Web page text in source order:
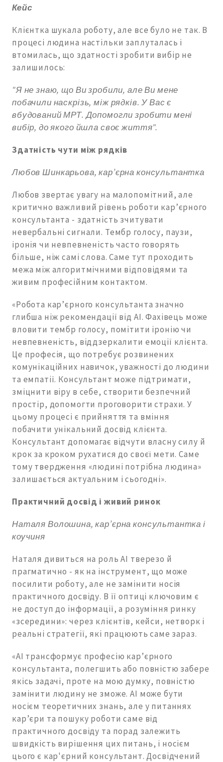
Кейс
Клієнтка шукала роботу, але все було не так. В
процесі людина настільки заплуталась і
втомилась, що здатності зробити вибір не
залишилось:
"Я не знаю, що Ви зробили, але Ви мене
побачили наскрізь, між рядків. У Вас є
вбудований МРТ. Допомогли зробити мені
вибір, до якого йшла своє життя".
Здатність чути між рядків
Любов Шинкарьова, кар’єрна консультантка
Любов звертає увагу на малопомітний, але
критично важливий рівень роботи кар’єрного
консультанта - здатність зчитувати
невербальні сигнали. Тембр голосу, паузи,
іронія чи невпевненість часто говорять
більше, ніж самі слова. Саме тут проходить
межа між алгоритмічними відповідями та
живим професійним контактом.
«Робота кар’єрного консультанта значно
глибша ніж рекомендації від АІ. Фахівець може
вловити тембр голосу, помітити іронію чи
невпевненість, віддзеркалити емоції клієнта.
Це професія, що потребує розвинених
комунікаційних навичок, уважності до людини
та емпатії. Консультант може підтримати,
зміцнити віру в себе, створити безпечний
простір, допомогти проговорити страхи. У
цьому процесі є прийняття та вміння
побачити унікальний досвід клієнта.
Консультант допомагає відчути власну силу й
крок за кроком рухатися до своєї мети. Саме
тому твердження «людині потрібна людина»
залишається актуальним і сьогодні».
Практичний досвід і живий ринок
Наталя Волошина, кар’єрна консультантка і
коучиня
Наталя дивиться на роль AI тверезо й
прагматично - як на інструмент, що може
посилити роботу, але не замінити носія
практичного досвіду. В її оптиці ключовим є
не доступ до інформації, а розуміння ринку
«зсередини»: через клієнтів, кейси, нетворк і
реальні стратегії, які працюють саме зараз.
«АІ трансформує професію кар’єрного
консультанта, полегшить або повністю забере
якісь задачі, проте на мою думку, повністю
замінити людину не зможе. АІ може бути
носієм теоретичних знань, але у питаннях
кар’єри та пошуку роботи саме від
практичного досвіду та порад залежить
швидкість вирішення цих питань, і носієм
цього є кар'єрний консультант. Досвідчений